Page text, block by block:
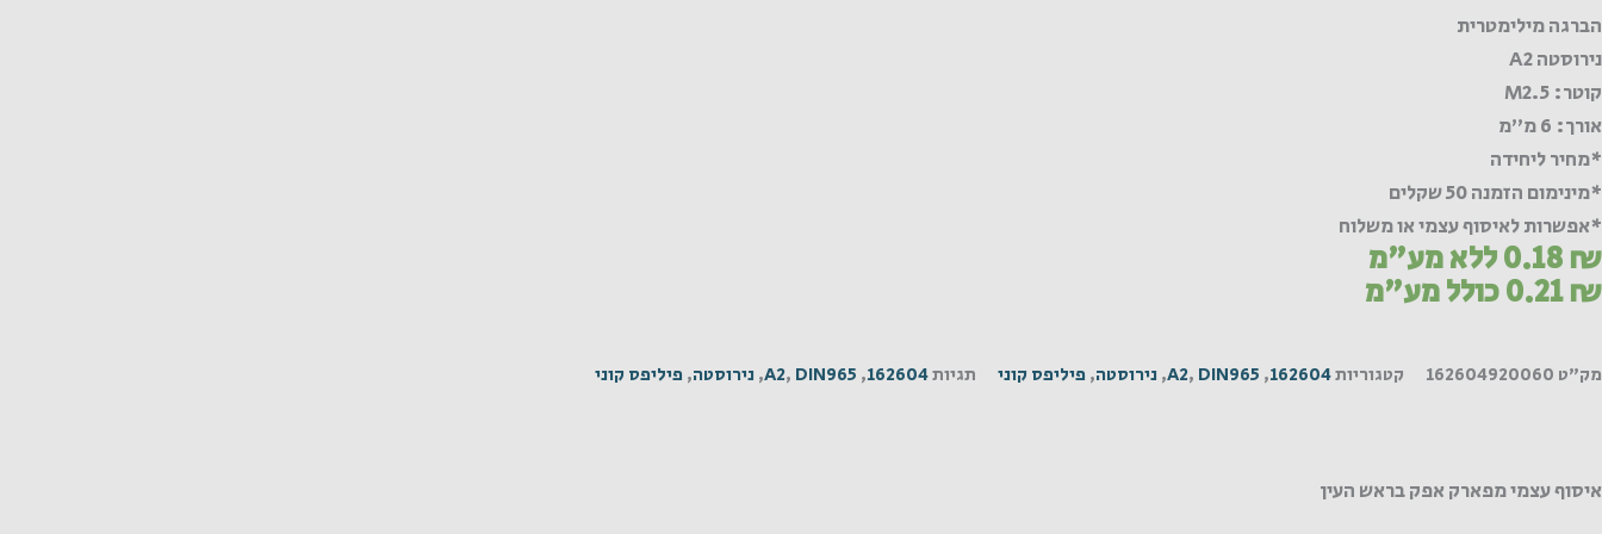
הברגה מילימטרית
נירוסטה A2
קוטר: M2.5
אורך: 6 מ"מ
*מחיר ליחידה
*מינימום הזמנה 50 שקלים
*אפשרות לאיסוף עצמי או משלוח
0.18₪ ללא מע"מ
0.21₪ כולל מע"מ
מק"ט 162604920060 קטגוריות162604
,
A2, DIN965
, נירוסטה, פיליפס קוני תגיות162604
,
A2, DIN965
, נירוסטה, פיליפס קוני
איסוף עצמי מפארק אפק בראש העין